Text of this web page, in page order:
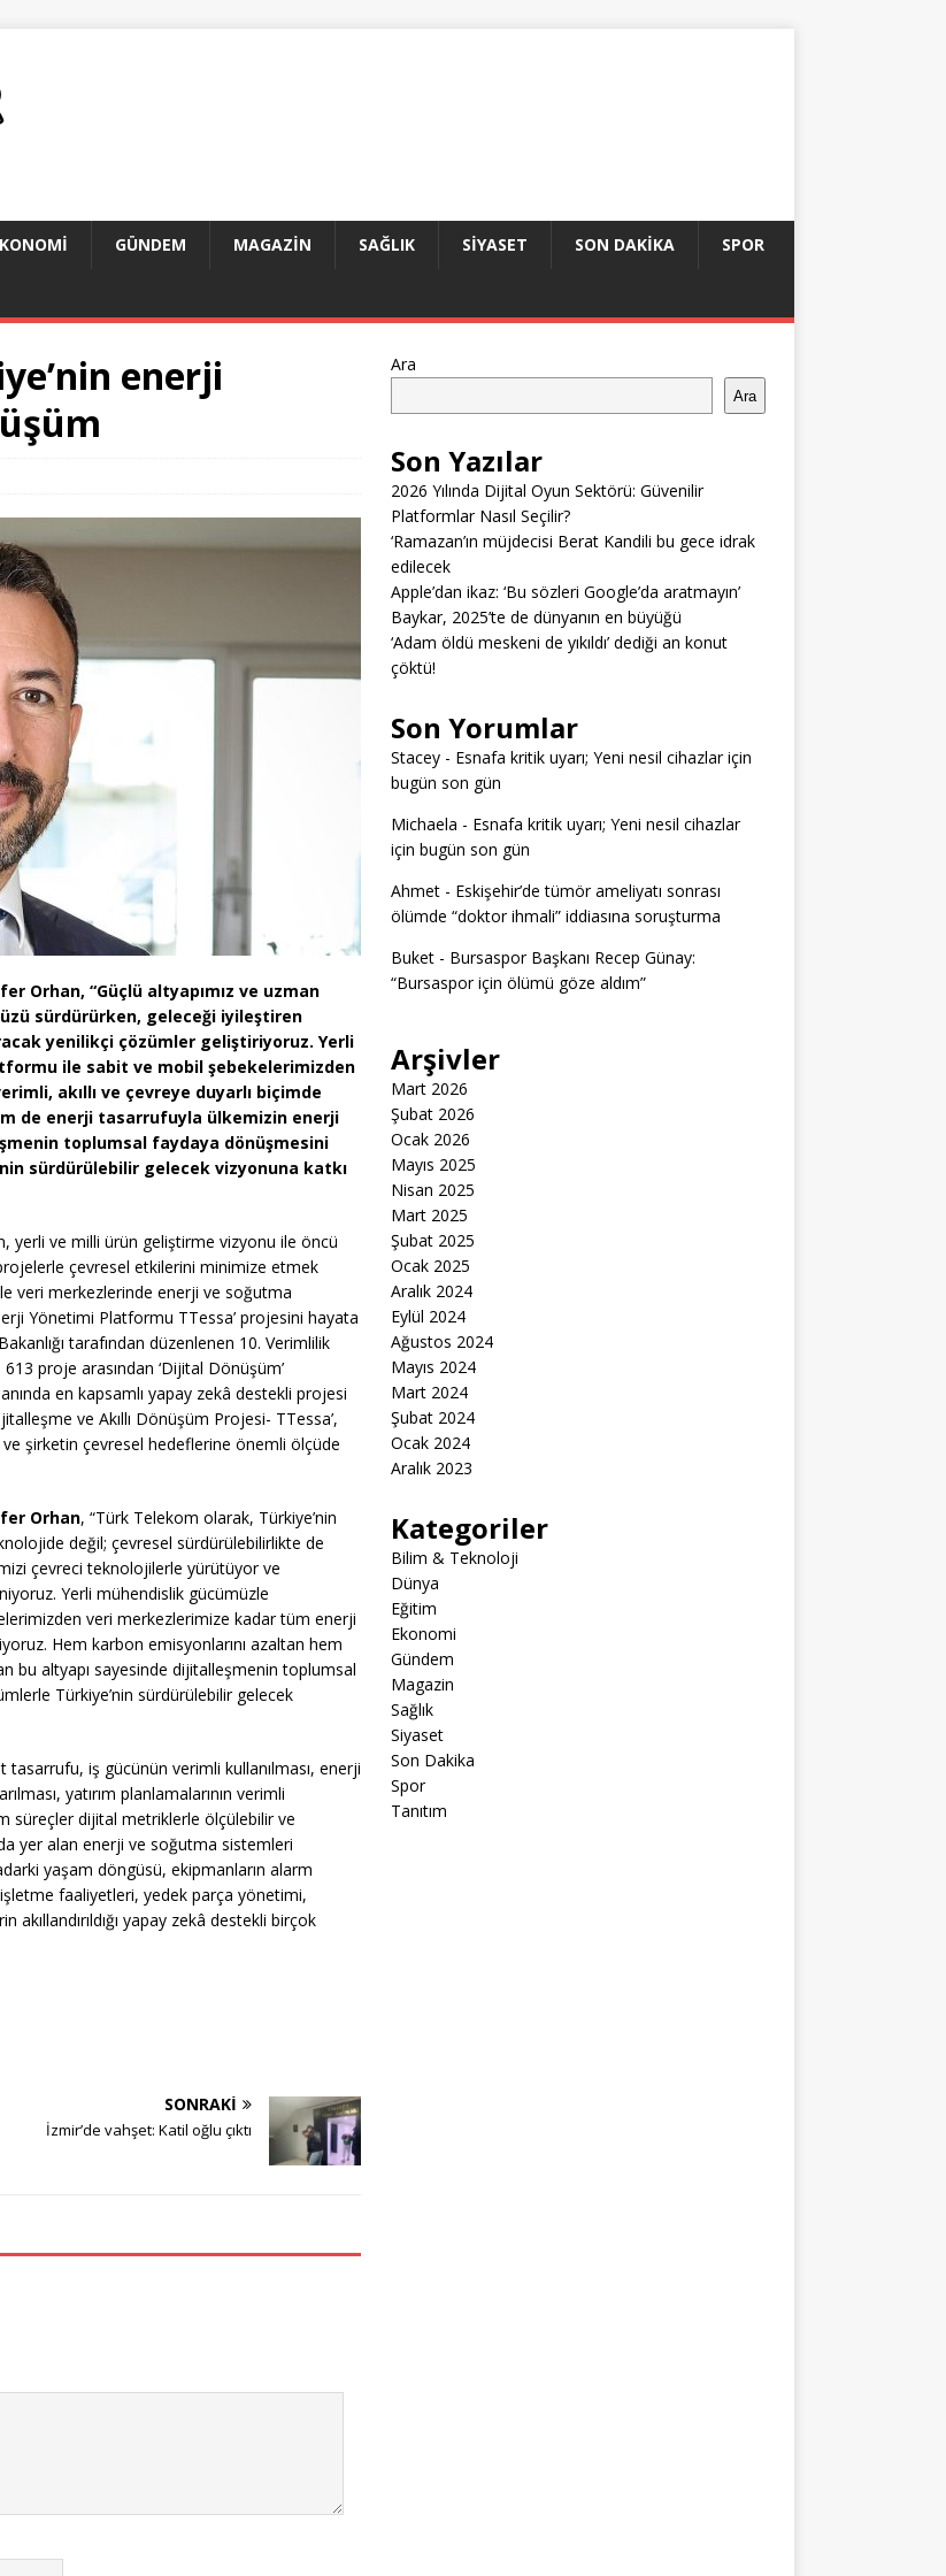
GÜNDEM MAGAZIN SAĞLIK SIYASET SON DAKIKA SPOR
enerji
Orhan, “Güçlü altyapımız ve uzman
sürdürürken, geleceği iyileştiren
yenilikçi çözümler geliştiriyoruz. Yerli
ile sabit ve mobil şebekelerimizden
akıllı ve çevreye duyarlı biçimde
de enerji tasarrufuyla ülkemizin enerji
toplumsal faydaya dönüşmesini
sürdürülebilir gelecek vizyonuna katkı
yerli ve milli ürün geliştirme vizyonu ile öncü
çevresel etkilerini minimize etmek
veri merkezlerinde enerji ve soğutma
Yönetimi Platformu TTessa’ projesini hayata
tarafından düzenlenen 10. Verimlilik
proje arasından ‘Dijital Dönüşüm’
en kapsamlı yapay zekâ destekli projesi
ve Akıllı Dönüşüm Projesi- TTessa’,
şirketin çevresel hedeflerine önemli ölçüde
Orhan, “Türk Telekom olarak, Türkiye’nin
değil; çevresel sürdürülebilirlikte de
çevreci teknolojilerle yürütüyor ve
Yerli mühendislik gücümüzle
veri merkezlerimize kadar tüm enerji
Hem karbon emisyonlarını azaltan hem
bu altyapı sayesinde dijitalleşmenin toplumsal
Türkiye’nin sürdürülebilir gelecek
tasarrufu, iş gücünün verimli kullanılması, enerji
yatırım planlamalarının verimli
süreçler dijital metriklerle ölçülebilir ve
yer alan enerji ve soğutma sistemleri
yaşam döngüsü, ekipmanların alarm
faaliyetleri, yedek parça yönetimi,
yapay zekâ destekli birçok
SONRAKI
İzmir’de vahşet: Katil oğlu çıktı
Ara
Ara
Son Yazılar
2026 Yılında Dijital Oyun Sektörü: Güvenilir
Platformlar Nasıl Seçilir?
‘Ramazan’ın müjdecisi Berat Kandili bu gece idrak
edilecek
Apple’dan ikaz: ‘Bu sözleri Google’da aratmayın’
Baykar, 2025’te de dünyanın en büyüğü
‘Adam öldü meskeni de yıkıldı’ dediği an konut
çöktü!
Son Yorumlar
Stacey- Esnafa kritik uyarı; Yeni nesil cihazlar için
bugün son gün
Michaela - Esnafa kritik uyarı; Yeni nesil cihazlar
için bugün son gün
Ahmet- Eskişehir’de tümör ameliyatı sonrası
ölümde “doktor ihmali” iddiasına soruşturma
Buket- Bursaspor Başkanı Recep Günay:
“Bursaspor için ölümü göze aldım”
Arşivler
Mart 2026
Şubat 2026
Ocak 2026
Mayıs 2025
Nisan 2025
Mart 2025
Şubat 2025
Ocak 2025
Aralık 2024
Eylül 2024
Ağustos 2024
Mayıs 2024
Mart 2024
Şubat 2024
Ocak 2024
Aralık 2023
Kategoriler
Bilim & Teknoloji
Dünya
Eğitim
Ekonomi
Gündem
Magazin
Sağlık
Siyaset
Son Dakika
Spor
Tanıtım